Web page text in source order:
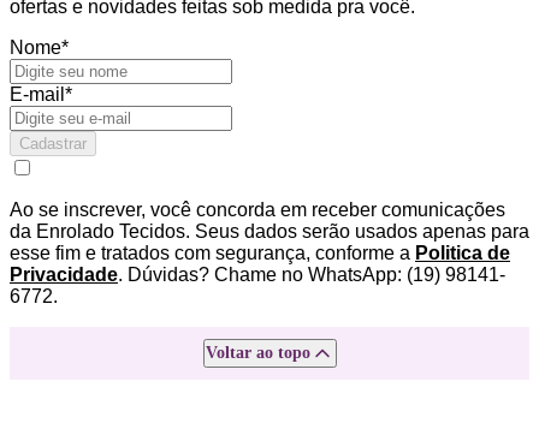
ofertas e novidades feitas sob medida pra você.
Nome*
E-mail*
Cadastrar
Ao se inscrever, você concorda em receber comunicações
da Enrolado Tecidos. Seus dados serão usados apenas para
esse fim e tratados com segurança, conforme a Politica de
Privacidade. Dúvidas? Chame no WhatsApp: (19) 98141-
6772.
Voltar ao topo